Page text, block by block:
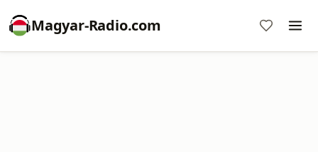
Magyar-Radio.com